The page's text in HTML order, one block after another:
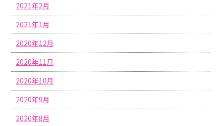
2021年2月
2021年1月
2020年12月
2020年11月
2020年10月
2020年9月
2020年8月